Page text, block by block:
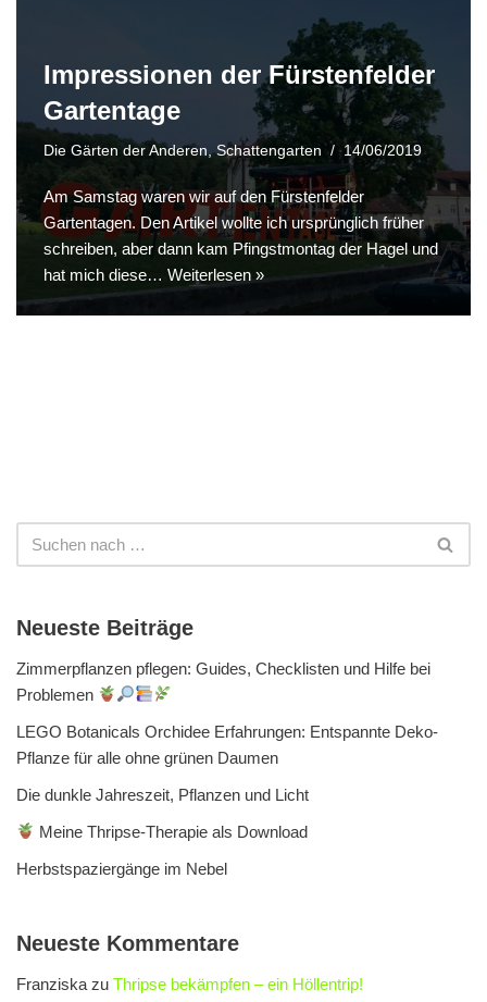
Impressionen der Fürstenfelder
Gartentage
Die Gärten der Anderen ,Schattengarten 14/06/2019
Am Samstag waren wir auf den Fürstenfelder
Gartentagen. Den Artikel wollte ich ursprünglich früher
schreiben, aber dann kam Pfingstmontag der Hagel und
hat mich diese… Weiterlesen »
Neueste Beiträge
Zimmerpflanzen pflegen: Guides, Checklisten und Hilfe bei
Problemen
LEGO Botanicals Orchidee Erfahrungen: Entspannte Deko-
Pflanze für alle ohne grünen Daumen
Die dunkle Jahreszeit, Pflanzen und Licht
Meine Thripse-Therapie als Download
Herbstspaziergänge im Nebel
Neueste Kommentare
Franziska zu Thripse bekämpfen – ein Höllentrip!